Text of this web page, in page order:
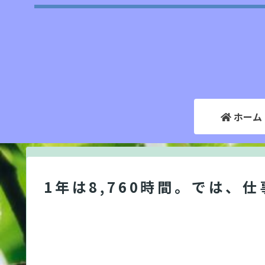
ホーム
1年は8,760時間。では、仕